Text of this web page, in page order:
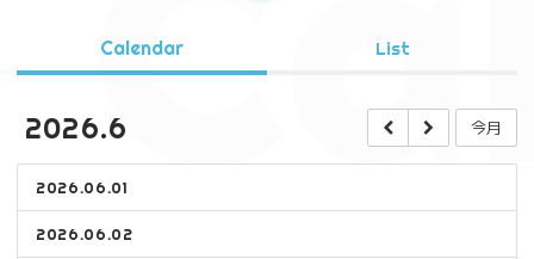
Calendar List
2026.6 今月
2026.06.01
2026.06.02